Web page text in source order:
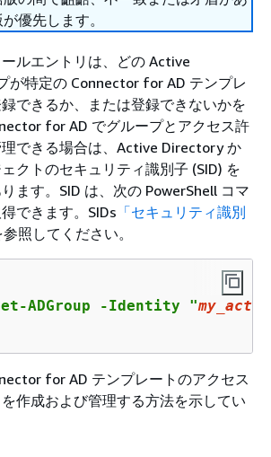
優先します。
ルエントリは、どの Active
が特定の Connector for AD テンプレ
できるか、または登録できないかを
for AD でグループとアクセス許
できる場合は、Active Directory か
クトのセキュリティ識別子 (SID) を
ます。SID は、次の PowerShell コマ
できます。SIDs 「セキュリティ識別
参照してください。
ADGroup -Identity "
for AD テンプレートのアクセス
作成および管理する方法を示してい